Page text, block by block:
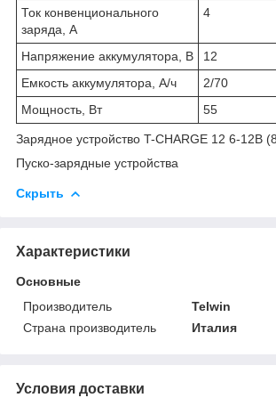
Ток конвенционального
заряда, А
4
Напряжение аккумулятора, В
12
Емкость аккумулятора, А/ч
2/70
Мощность, Вт
55
Зарядное устройство T-CHARGE 12 6-12В
Пуско-зарядные устройства
Скрыть
Характеристики
Основные
Производитель
Telwin
Страна производитель
Италия
Условия доставки